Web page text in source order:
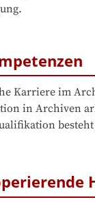
Karriere im
in Archiven